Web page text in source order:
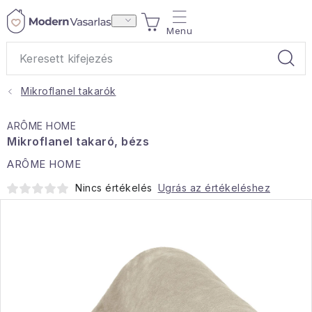
Ugrás
KOSÁR
Otthoni illatok
Mikroflanel takarók
ARÔME HOME
Mikroflanel takaró, bézs
ARÔME HOME
Nincs értékelés Ugrás az értékeléshez